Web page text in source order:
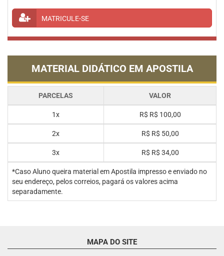
MATRICULE-SE
MATERIAL DIDÁTICO EM APOSTILA
PARCELAS VALOR
1x R$ R$ 100,00
2x R$ R$ 50,00
3x R$ R$ 34,00
*Caso Aluno queira material em Apostila impresso e enviado no
seu endereço, pelos correios, pagará os valores acima
separadamente.
MAPA DO SITE